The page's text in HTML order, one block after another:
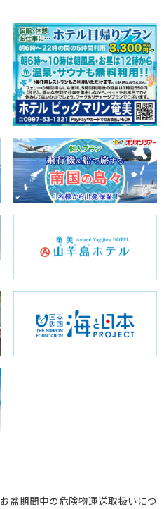
お盆期間中の危険物運送取扱いにつ